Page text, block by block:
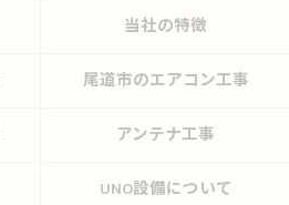
当社の特徴
尾道市のエアコン工事
アンテナ工事
UNO設備について